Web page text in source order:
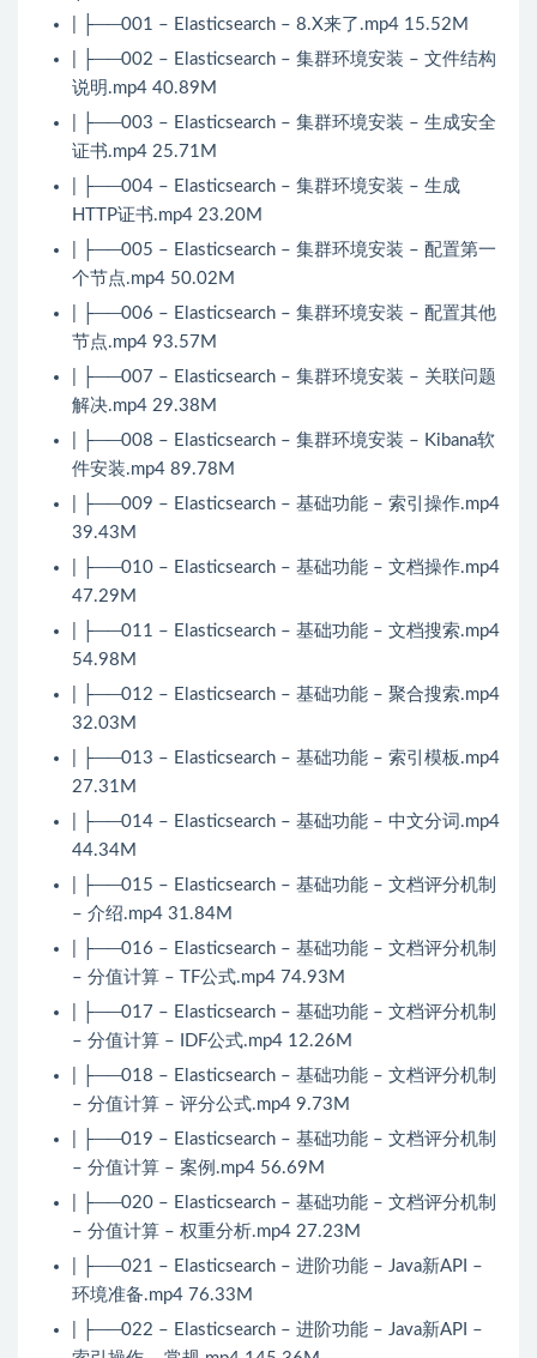
| ├──001 – Elasticsearch – 8.X来了.mp4 15.52M
| ├──002 – Elasticsearch – 集群环境安装 – 文件结构
说明.mp4 40.89M
| ├──003 – Elasticsearch – 集群环境安装 – 生成安全
证书.mp4 25.71M
| ├──004 – Elasticsearch – 集群环境安装 – 生成
HTTP证书.mp4 23.20M
| ├──005 – Elasticsearch – 集群环境安装 – 配置第一
个节点.mp4 50.02M
| ├──006 – Elasticsearch – 集群环境安装 – 配置其他
节点.mp4 93.57M
| ├──007 – Elasticsearch – 集群环境安装 – 关联问题
解决.mp4 29.38M
| ├──008 – Elasticsearch – 集群环境安装 – Kibana软
件安装.mp4 89.78M
| ├──009 – Elasticsearch – 基础功能 – 索引操作.mp4
39.43M
| ├──010 – Elasticsearch – 基础功能 – 文档操作.mp4
47.29M
| ├──011 – Elasticsearch – 基础功能 – 文档搜索.mp4
54.98M
| ├──012 – Elasticsearch – 基础功能 – 聚合搜索.mp4
32.03M
| ├──013 – Elasticsearch – 基础功能 – 索引模板.mp4
27.31M
| ├──014 – Elasticsearch – 基础功能 – 中文分词.mp4
44.34M
| ├──015 – Elasticsearch – 基础功能 – 文档评分机制
– 介绍.mp4 31.84M
| ├──016 – Elasticsearch – 基础功能 – 文档评分机制
– 分值计算 – TF公式.mp4 74.93M
| ├──017 – Elasticsearch – 基础功能 – 文档评分机制
– 分值计算 – IDF公式.mp4 12.26M
| ├──018 – Elasticsearch – 基础功能 – 文档评分机制
– 分值计算 – 评分公式.mp4 9.73M
| ├──019 – Elasticsearch – 基础功能 – 文档评分机制
– 分值计算 – 案例.mp4 56.69M
| ├──020 – Elasticsearch – 基础功能 – 文档评分机制
– 分值计算 – 权重分析.mp4 27.23M
| ├──021 – Elasticsearch – 进阶功能 – Java新API –
环境准备.mp4 76.33M
| ├──022 – Elasticsearch – 进阶功能 – Java新API –